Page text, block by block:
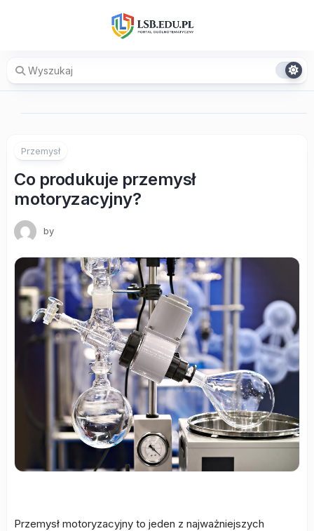
Przemysł
Co produkuje przemysł
motoryzacyjny?
by
Przemysł motoryzacyjny to jeden z najważniejszych